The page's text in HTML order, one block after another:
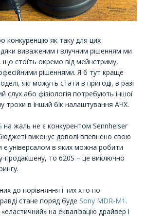
конкуренцію як таку для цих
виваженим і влучним рішенням ми
стоїть окремо від мейнстриму,
рішеннями. Я б тут краще
які можуть стати в пригоді, в разі
слух або фізіологія потребують іншої
трохи в інший бік налаштування АЧХ.
на жаль не є конкурентом Sennheiser
виконує доволі впевнено свою
є універсалом в яких можна робити
продакшену, то 620S – це виключно
до порівняння і тих хто по
стане поряд буде Sony MDR-M1 .
на еквалізацію драйвер і